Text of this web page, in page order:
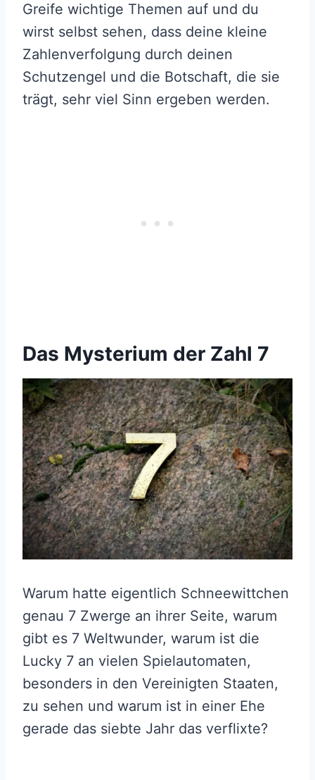
Greife wichtige Themen auf und du
wirst selbst sehen, dass deine kleine
Zahlenverfolgung durch deinen
Schutzengel und die Botschaft, die sie
trägt, sehr viel Sinn ergeben werden.
Das Mysterium der Zahl 7
Warum hatte eigentlich Schneewittchen
genau 7 Zwerge an ihrer Seite, warum
gibt es 7 Weltwunder, warum ist die
Lucky 7 an vielen Spielautomaten,
besonders in den Vereinigten Staaten,
zu sehen und warum ist in einer Ehe
gerade das siebte Jahr das verflixte?